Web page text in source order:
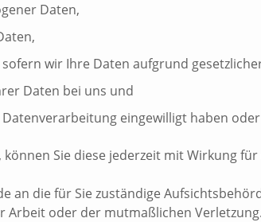
Daten,
wir Ihre Daten aufgrund
Daten bei uns und
eingewilligt haben
Sie diese jederzeit mit Wirkung
an die für Sie zuständige
Arbeit oder der mutmaßlichen